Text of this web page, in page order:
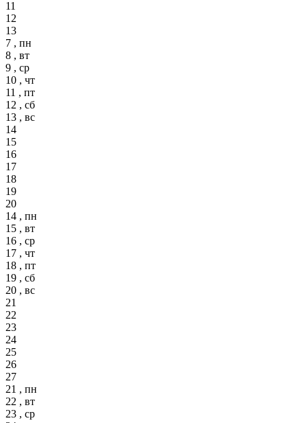
11
12
13
7 , пн
8 , вт
9 , ср
10 , чт
11 , пт
12 , сб
13 , вс
14
15
16
17
18
19
20
14 , пн
15 , вт
16 , ср
17 , чт
18 , пт
19 , сб
20 , вс
21
22
23
24
25
26
27
21 , пн
22 , вт
23 , ср